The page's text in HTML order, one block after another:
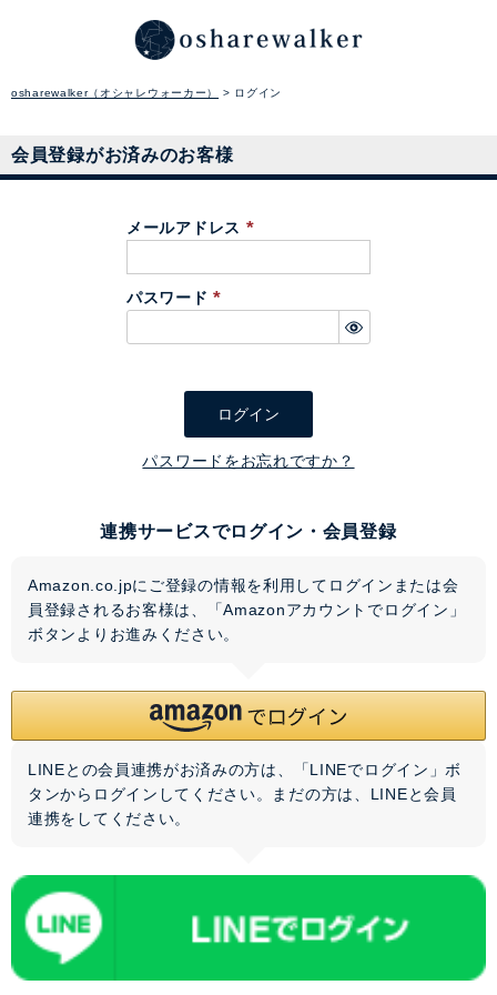
osharewalker（オシャレウォーカー） ログイン
会員登録がお済みのお客様
メールアドレス
必
パスワード
必
ログイン
パスワードをお忘れですか？
連携サービスでログイン・会員登録
Amazon.co.jpにご登録の情報を利用してログインまたは会
員登録されるお客様は、「Amazonアカウントでログイン」
ボタンよりお進みください。
LINEとの会員連携がお済みの方は、「LINEでログイン」ボ
タンからログインしてください。まだの方は、 LINEと会員
連携をしてください。